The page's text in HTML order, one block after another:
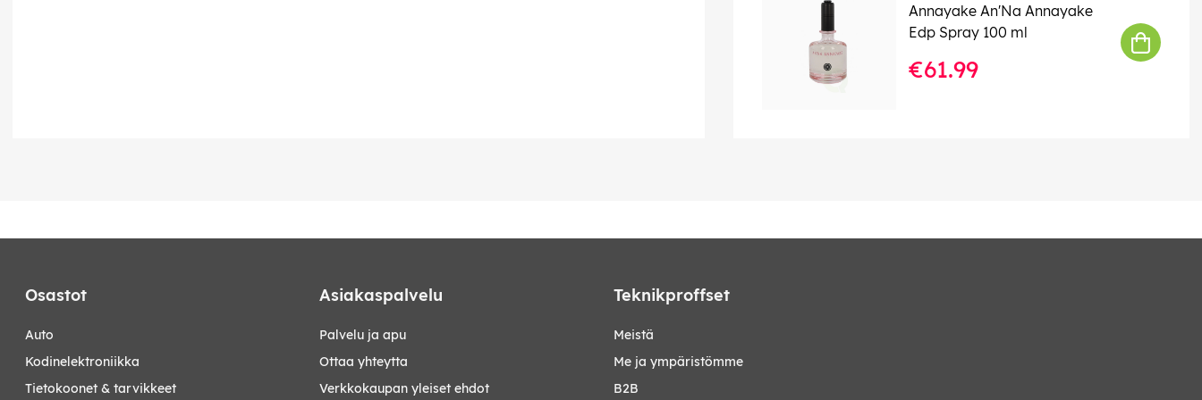
Annayake An'Na Annayake
Edp Spray 100 ml
€61.99
Osastot
auto
kodinelektroniikka
tietokoonet & tarvikkeet
Asiakaspalvelu
Palvelu ja apu
Ottaa yhteytta
Verkkokaupan yleiset ehdot
Teknikproffset
Meistä
Me ja ympäristömme
B2B